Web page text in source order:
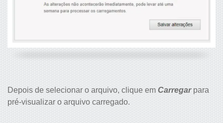
Depois de selecionar o arquivo, clique em Carregar para
pré-visualizar o arquivo carregado.